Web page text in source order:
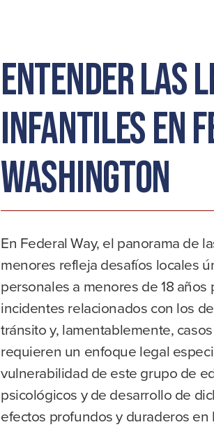
Entender las
infantiles en
Washington
En Federal Way, el panorama de
menores refleja desafíos locales
personales a menores de 18
incidentes relacionados con los
tránsito y, lamentablemente,
requieren un enfoque legal
vulnerabilidad de este grupo de
psicológicos y de desarrollo de
efectos profundos y duraderos en